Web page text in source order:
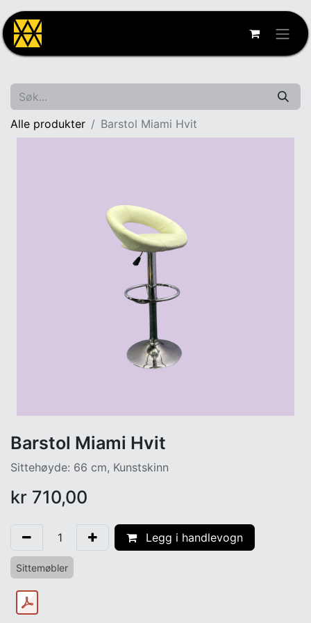
Alle produkter Barstol Miami Hvit
Barstol Miami Hvit
Sittehøyde: 66 cm, Kunstskinn
kr 710,00
Legg i handlevogn
Sittemøbler